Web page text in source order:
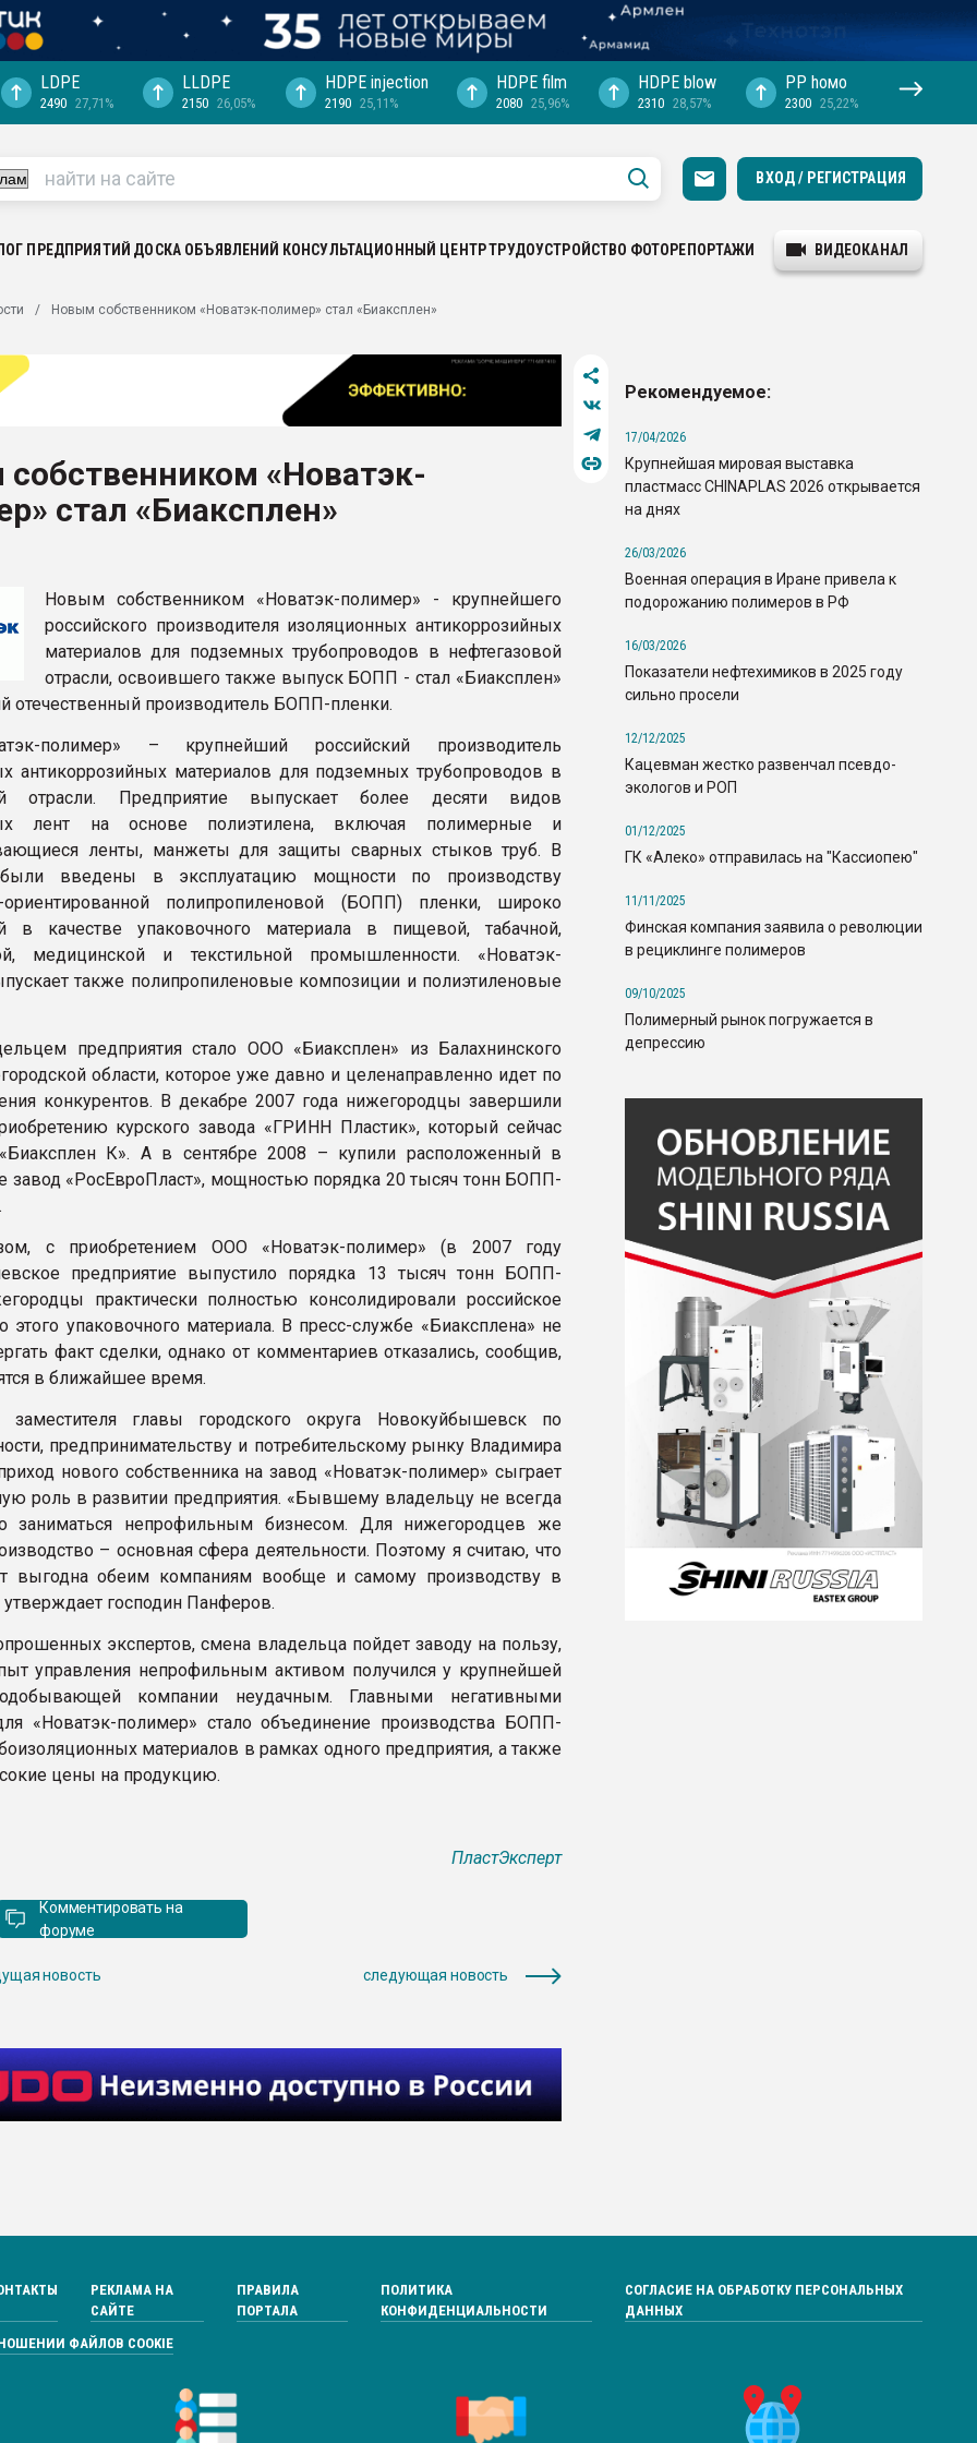
выходит на
рынке
ПЭТ
LDPE
2490 27,71%
LLDPE
2150 26,05%
HDPE injection
2190 25,11%
HDPE film
2080 25,96%
HDPE blow
2310 28,57%
PP hомо
2300 25,22%
ВХОД / РЕГИСТРАЦИЯ
ПРЕДПРИЯТИЙ ДОСКА ОБЪЯВЛЕНИЙ КОНСУЛЬТАЦИОННЫЙ ЦЕНТРТРУДОУСТРОЙСТВО ФОТОРЕПОРТАЖИ ВИДЕОКАНАЛ
Новым собственником «Новатэк-полимер» стал «Биаксплен»
«Новатэк-
стал «Биаксплен»
Новым собственником «Новатэк-полимер» - крупнейшего
российского производителя изоляционных антикоррозийных
материалов для подземных трубопроводов в нефтегазовой
отрасли, освоившего также выпуск БОПП - стал «Биаксплен»
отечественный производитель БОПП-пленки.
полимер» – крупнейший российский производитель
антикоррозийных материалов для подземных трубопроводов в
отрасли. Предприятие выпускает более десяти видов
лент на основе полиэтилена, включая полимерные и
ленты, манжеты для защиты сварных стыков труб. В
введены в эксплуатацию мощности по производству
ориентированной полипропиленовой (БОПП) пленки, широко
в качестве упаковочного материала в пищевой, табачной,
медицинской и текстильной промышленности. «Новатэк-
также полипропиленовые композиции и полиэтиленовые
предприятия стало ООО «Биаксплен» из Балахнинского
области, которое уже давно и целенаправленно идет по
конкурентов. В декабре 2007 года нижегородцы завершили
курского завода «ГРИНН Пластик», который сейчас
«Биаксплен К». А в сентябре 2008 – купили расположенный в
завод «РосЕвроПласт», мощностью порядка 20 тысяч тонн БОПП-
с приобретением ООО «Новатэк-полимер» (в 2007 году
предприятие выпустило порядка 13 тысяч тонн БОПП-
практически полностью консолидировали российское
этого упаковочного материала. В пресс-службе «Биаксплена» не
факт сделки, однако от комментариев отказались, сообщив,
в ближайшее время.
главы городского округа Новокуйбышевск по
предпринимательству и потребительскому рынку Владимира
нового собственника на завод «Новатэк-полимер» сыграет
роль в развитии предприятия. «Бывшему владельцу не всегда
заниматься непрофильным бизнесом. Для нижегородцев же
– основная сфера деятельности. Поэтому я считаю, что
выгодна обеим компаниям вообще и самому производству в
утверждает господин Панферов.
экспертов, смена владельца пойдет заводу на пользу,
управления непрофильным активом получился у крупнейшей
компании неудачным. Главными негативными
«Новатэк-полимер» стало объединение производства БОПП-
материалов в рамках одного предприятия, а также
цены на продукцию.
ПластЭксперт
Комментировать на
форуме
новость следующая новость
Рекомендуемое:
17/04/2026
Крупнейшая мировая выставка
пластмасс CHINAPLAS 2026 открывается
на днях
26/03/2026
Военная операция в Иране привела к
подорожанию полимеров в РФ
16/03/2026
Показатели нефтехимиков в 2025 году
сильно просели
12/12/2025
Кацевман жестко развенчал псевдо-
экологов и РОП
01/12/2025
ГК «Алеко» отправилась на "Кассиопею"
11/11/2025
Финская компания заявила о революции
в рециклинге полимеров
09/10/2025
Полимерный рынок погружается в
депрессию
РЕКЛАМА НА
САЙТЕ
ПРАВИЛА
ПОРТАЛА
ПОЛИТИКА
КОНФИДЕНЦИАЛЬНОСТИ
СОГЛАСИЕ НА ОБРАБОТКУ ПЕРСОНАЛЬНЫХ
ДАННЫХ
ФАЙЛОВ COOKIE